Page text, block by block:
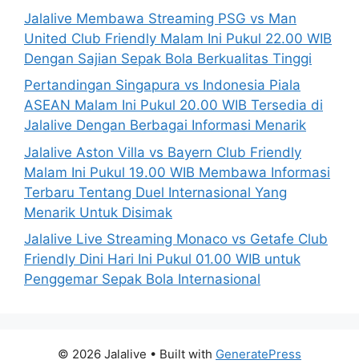
Jalalive Membawa Streaming PSG vs Man
United Club Friendly Malam Ini Pukul 22.00 WIB
Dengan Sajian Sepak Bola Berkualitas Tinggi
Pertandingan Singapura vs Indonesia Piala
ASEAN Malam Ini Pukul 20.00 WIB Tersedia di
Jalalive Dengan Berbagai Informasi Menarik
Jalalive Aston Villa vs Bayern Club Friendly
Malam Ini Pukul 19.00 WIB Membawa Informasi
Terbaru Tentang Duel Internasional Yang
Menarik Untuk Disimak
Jalalive Live Streaming Monaco vs Getafe Club
Friendly Dini Hari Ini Pukul 01.00 WIB untuk
Penggemar Sepak Bola Internasional
© 2026 Jalalive • Built with GeneratePress